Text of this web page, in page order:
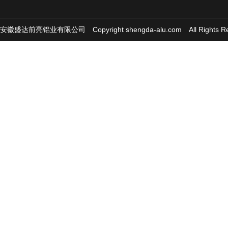
安徽盛达前亮铝业有限公司 Copyright shengda-alu.com All Rights